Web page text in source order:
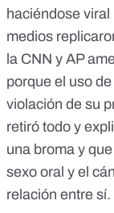
haciéndose
medios
la CNN y AP
porque el uso
violación de su
retiró todo y
una broma y
sexo oral y el
relación entre sí.